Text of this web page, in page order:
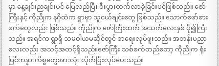
မှာ နေ့ချင်းညချင်းပင် ပြေလည်ပြီး စီးပွားတက်လာခဲ့ခြင်းပင်ဖြစ်သည်။ ဇော်
ကြီးနှင့် ကိုညိုက နဂိုထဲက ရွာမှာ သူငယ်ချင်းတွေ ဖြစ်သည်။ သောက်ဖော်စား
ဖက်တွေလည်း ဖြစ်သည်။ ကိုညိုက ဇော်ကြီးထက် အသက်လေးနှစ် ပို၍ကြီး
သည်။ အရင်က ရွာရှိ သမဝါယမဆိုင်တွင် စာရေးလုပ်ဖူးသည်။ အတန်းပညာ
လေးလည်း အသင့်အတင့်ရှိသည်။ဇော်ကြီး သစ်စက်တည်တော့ ကိုညိုက ရုံး
ပြင်ကန္နားကိစ္စတွေအားလုံး လိုက်ပြီးလုပ်ပေးသည်။